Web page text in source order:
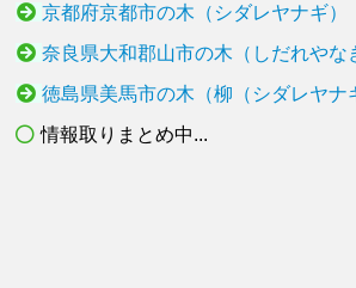
京都府京都市の木（シダレヤナギ）
奈良県大和郡山市の木（しだれやな
徳島県美馬市の木（柳（シダレヤナ
情報取りまとめ中...